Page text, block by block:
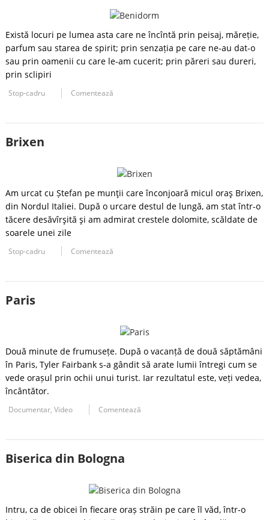
Există locuri pe lumea asta care ne încîntă prin peisaj, măreție,
parfum sau starea de spirit; prin senzația pe care ne-au dat-o
sau prin oamenii cu care le-am cucerit; prin păreri sau dureri,
prin sclipiri
Stop-cadru Comentează
Brixen
Am urcat cu Ștefan pe munţii care înconjoară micul oraş Brixen,
din Nordul Italiei. După o urcare destul de lungă, am stat într-o
tăcere desăvîrşită şi am admirat crestele dolomite, scăldate de
soarele unei zile
Stop-cadru Comentează
Paris
Două minute de frumusețe. După o vacanță de două săptămâni
în Paris, Tyler Fairbank s-a gândit să arate lumii întregi cum se
vede orașul prin ochii unui turist. Iar rezultatul este, veți vedea,
încântător.
Documentar,Video Comentează
Biserica din Bologna
Intru, ca de obicei în fiecare oraș străin pe care îl văd, într-o